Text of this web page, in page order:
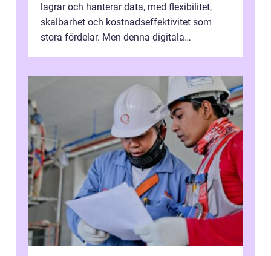
lagrar och hanterar data, med flexibilitet,
skalbarhet och kostnadseffektivitet som
stora fördelar. Men denna digitala